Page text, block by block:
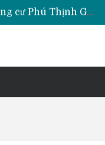
Taxi tải giá rẻ tại chung cư Park Kiara Hà Đông
Taxi tải giá rẻ tại chung cư Grande Park Phú Lãm